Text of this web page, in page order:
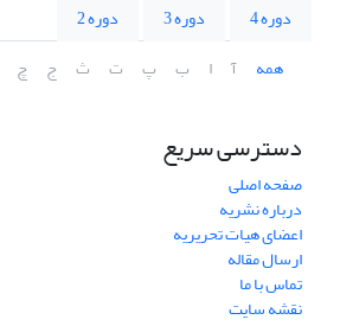
دوره 4
دوره 3
دوره 2
همه
آ ا ب پ ت ث ج چ
دسترسی سریع
صفحه اصلی
درباره نشریه
اعضای هیات تحریریه
ارسال مقاله
تماس با ما
نقشه سایت